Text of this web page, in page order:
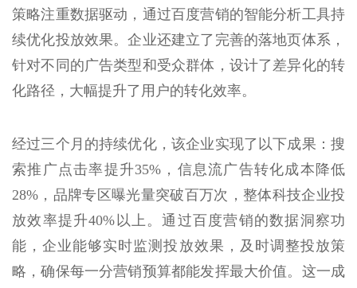
策略注重数据驱动，通过百度营销的智能分析工具持
续优化投放效果。企业还建立了完善的落地页体系，
针对不同的广告类型和受众群体，设计了差异化的转
化路径，大幅提升了用户的转化效率。
经过三个月的持续优化，该企业实现了以下成果：搜
索推广点击率提升35%，信息流广告转化成本降低
28%，品牌专区曝光量突破百万次，整体科技企业投
放效率提升40%以上。通过百度营销的数据洞察功
能，企业能够实时监测投放效果，及时调整投放策
略，确保每一分营销预算都能发挥最大价值。这一成